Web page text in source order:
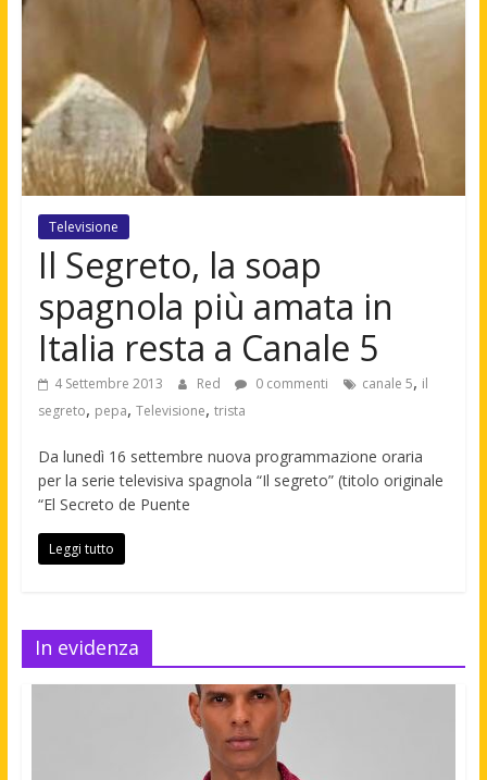
Televisione
Il Segreto, la soap
spagnola più amata in
Italia resta a Canale 5
4 Settembre 2013 Red 0 commenti canale 5, il
segreto, pepa, Televisione, trista
Da lunedì 16 settembre nuova programmazione oraria
per la serie televisiva spagnola “Il segreto” (titolo originale
“El Secreto de Puente
Leggi tutto
In evidenza